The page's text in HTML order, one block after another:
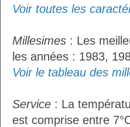
Voir toutes les
Millesimes : Les
les années : 1983,
Voir le tableau des
Service : La
est comprise entre